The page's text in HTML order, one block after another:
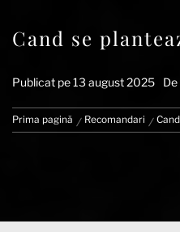
Cand se
Publicat pe13 august 2025 De
Prima pagină Recomandari